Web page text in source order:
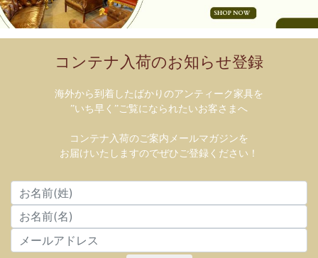
コンテナ入荷のお知らせ登録
海外から到着したばかりのアンティーク家具を
”いち早く”ご覧になられたいお客さまへ
コンテナ入荷のご案内メールマガジンを
お届けいたしますのでぜひご登録ください！